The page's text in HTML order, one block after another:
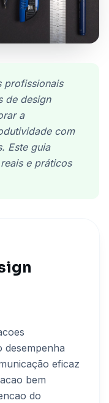
profissionais
de design
a
com
Este guia
e práticos
desempenha
eficaz
bem
do